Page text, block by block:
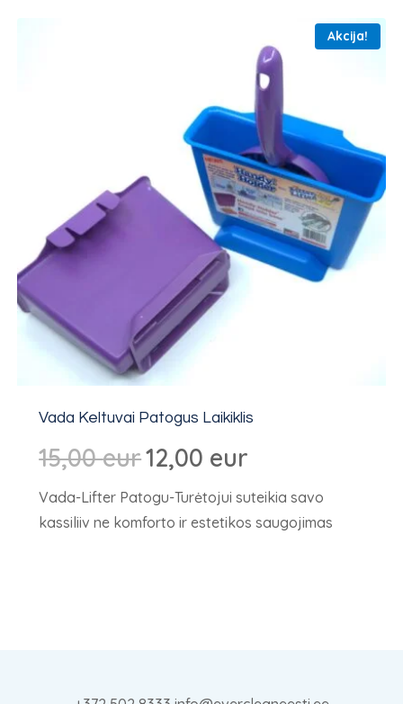
Akcija!
Vada Keltuvai Patogus Laikiklis
15,00eur Algne
oli:
12,00 eur
12,00 €.
Vada-Lifter Patogu-Turėtojui suteikia savo
kassiliiv ne komforto ir estetikos saugojimas